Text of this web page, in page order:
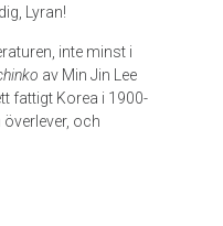
Lyran!
inte minst i
av Min Jin Lee
fattigt Korea i 1900-
och